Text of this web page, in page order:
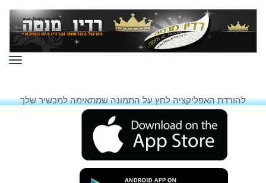
להורדת האפליקציה לחץ על התמונה שמתאימה למכשיר שלך